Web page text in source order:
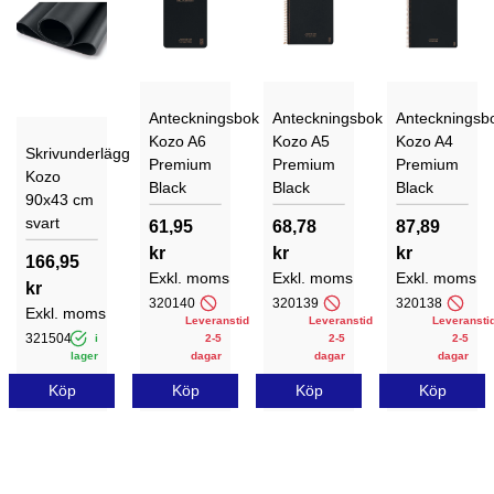
Skrivunderlägg
Kozo
90x43 cm
svart
166,95
kr
Exkl. moms
321504
i
lager
Köp
Anteckningsbok
Kozo A6
Premium
Black
61,95
kr
Exkl. moms
320140
Leveranstid
2-5
dagar
Köp
Anteckningsbok
Kozo A5
Premium
Black
68,78
kr
Exkl. moms
320139
Leveranstid
2-5
dagar
Köp
Kozo A4
Premium
Black
87,89
kr
Exkl. moms
320138
2-5
dagar
Köp